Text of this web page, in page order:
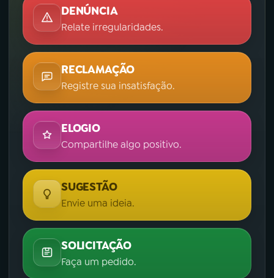
DENÚNCIA
Relate irregularidades.
RECLAMAÇÃO
Registre sua insatisfação.
ELOGIO
Compartilhe algo positivo.
SUGESTÃO
Envie uma ideia.
SOLICITAÇÃO
Faça um pedido.